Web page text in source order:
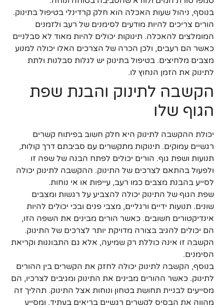
בנוסף, ניהול שעות האכלה הוא חלק קרדינלי בטיפול בתינוק.
הורים צריכים להיות מודעים לסימנים של רעב ולזמנים
המומלצים להאכלה. תינוקות יכולים להיות מאוד לא סבלניים
כאשר הם רעבים, ולכן הכרה של הצרכים האלו יכולה למנוע
מצבים מלחיצים. בטיפול בתינוק יש לגלות סבלנות ולתת
לתינוק את הזמן הנחוץ לו.
הקשבה לתינוק והבנת שפת
הגוף שלו
יכולת ההקשבה לתינוק היא חלק חשוב בפיתוח קשרים
רגשיים עמוקים. תינוקות מתקשרים עם סביבתם דרך קולות,
תנועות ושפת גוף. הורים יכולים לפתח הבנה של שפה זו
ולפעול בהתאם לצרכים של התינוק. ההקשבה לתינוק יכולה
לסייע בהבנת מצבים כמו רעב, עייפות או אי נוחות.
שפת הגוף של התינוק יכולה להצביע על רגשות ומצבים
שונים. תנועות ידיים ורגליים, מצבי פנים ובכי יכולים להיות
אינדיקטורים חשובים. כאשר הורים מבינים את השפה הזו,
הם יכולים להגיב בצורה מדויקת יותר לצרכים של התינוק.
הקשבה זו אינה כוללת רק שמיעה, אלא גם התבוננות וקריאת
הסימנים.
בנוסף, הקשבה לתינוק יכולה לחזק את הקשרים בין ההורים
לתינוק. כאשר ההורים מבינים את התינוק ומגיבים לצרכיו, הם
מסייעים לבניית תחושת בטחון ונוחות אצל התינוק. תהליך זה
מהווה את הבסיס לקשרים רגשיים בריאים בעתיד, ומסייע